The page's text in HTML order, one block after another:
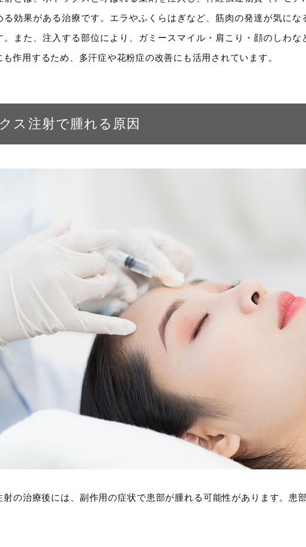
る効果がある治療です。エラやふくらはぎなど、筋肉の発達が気に
。また、注入する部位により、ガミースマイル・肩こり・顔のしわ
作用するため、多汗症や花粉症の改善にも活用されています。
ス注射で腫れる原因
射の治療後には、副作用の症状で患部が腫れる可能性があります。患